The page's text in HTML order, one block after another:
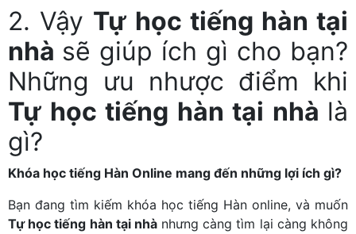
2. Vậy Tự học tiếng hàn tại
nhà sẽ giúp ích gì cho bạn?
Những ưu nhược điểm khi
Tự học tiếng hàn tại nhà là
gì?
Khóa học tiếng Hàn Online mang đến những lợi ích gì?
Bạn đang tìm kiếm khóa học tiếng Hàn online, và muốn
Tự học tiếng hàn tại nhànhưng càng tìm lại càng không